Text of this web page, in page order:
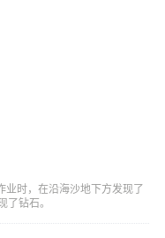
业时，在沿海沙地下方发现了
了钻石。